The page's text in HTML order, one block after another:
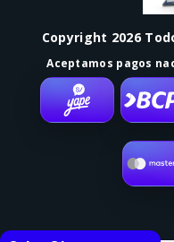
Copyright 2026
Aceptamos pagos